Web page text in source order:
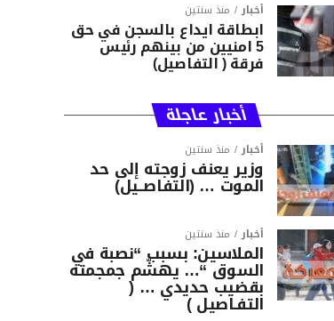
أخبار منذ سنتين
ابطاقة ايداع بالسجن في حق
5 امنيين من بينهم رئيس
فرقة ( التفاصيل)
أخبار عاجلة
أخبار منذ سنتين
وزير يعنف زوجته إلى حد
الموت … (التفاصــيل)
أخبار منذ سنتين
الملاسين: بسبب “نصبة في
السوق “… يهشّم جمجمته
بقضيب حديدي … (
التفـاصيل )